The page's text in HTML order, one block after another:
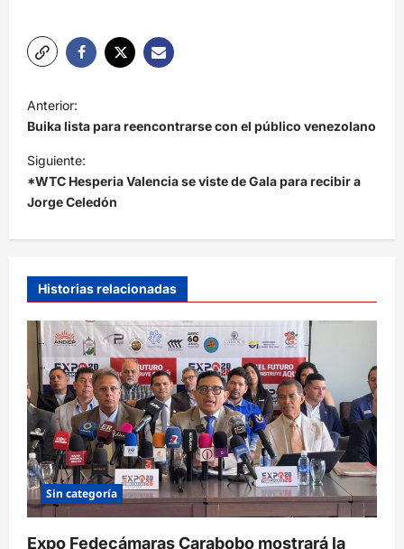
a
v
e
g
a
ó
n
d
e
e
n
t
r
a
Anterior:
Buika lista para reencontrarse con el público venezolano
Siguiente:
*WTC Hesperia Valencia se viste de Gala para recibir a
Jorge Celedón
Historias relacionadas
Sin categoría
Expo Fedecámaras Carabobo mostrará la